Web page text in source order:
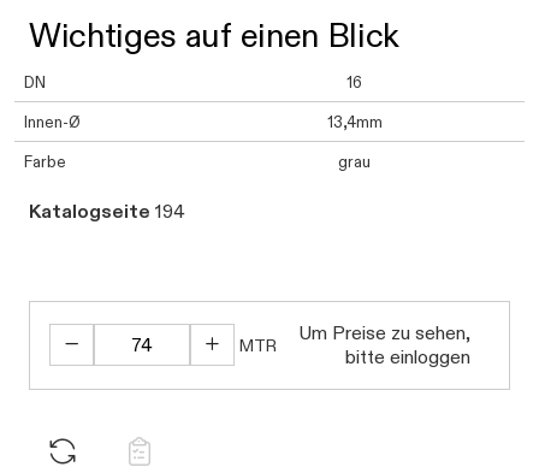
Wichtiges auf einen Blick
DN 16
Innen-Ø 13,4mm
Farbe grau
Katalogseite 194
MTR
Um Preise zu sehen,
bitte einloggen